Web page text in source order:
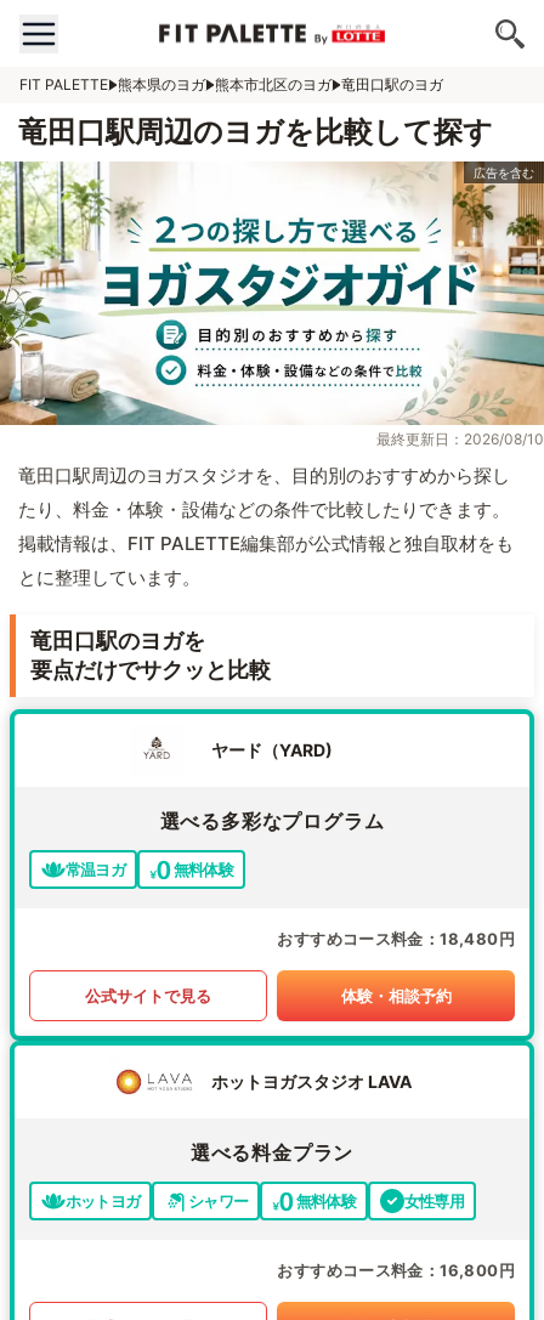
FIT PALETTE 熊本県のヨガ 熊本市北区のヨガ 竜田口駅のヨガ
竜田口駅周辺のヨガを比較して探す
最終更新日：2026/08/10
竜田口駅周辺のヨガスタジオを、目的別のおすすめから探し
たり、料金・体験・設備などの条件で比較したりできます。
掲載情報は、FIT PALETTE編集部が公式情報と独自取材をも
とに整理しています。
竜田口駅のヨガを
要点だけでサクッと比較
ヤード（YARD)
選べる多彩なプログラム
常温ヨガ 無料体験
おすすめコース料金 18,480円
公式サイトで見る 体験・相談予約
ホットヨガスタジオ LAVA
選べる料金プラン
ホットヨガ シャワー 無料体験 女性専用
おすすめコース料金 16,800円